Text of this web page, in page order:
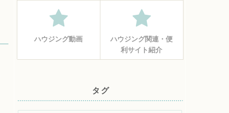
ハウジング動画
ハウジング関連・便
利サイト紹介
タグ